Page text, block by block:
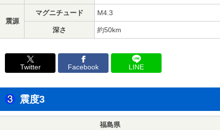
震源
マグニチュード M4.3
深さ 約50km
Twitter Facebook LINE
震度3
福島県